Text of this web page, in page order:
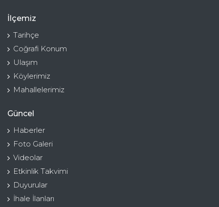
İlçemiz
Tarihçe
Coğrafi Konum
Ulaşım
Köylerimiz
Mahallelerimiz
Güncel
Haberler
Foto Galeri
Videolar
Etkinlik Takvimi
Duyurular
İhale İlanları